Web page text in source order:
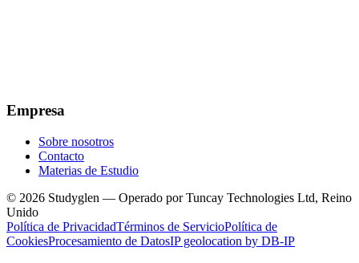
Empresa
Sobre nosotros
Contacto
Materias de Estudio
© 2026 Studyglen — Operado por Tuncay Technologies Ltd, Reino
Unido
Política de PrivacidadTérminos de ServicioPolítica de
CookiesProcesamiento de DatosIP geolocation by DB-IP